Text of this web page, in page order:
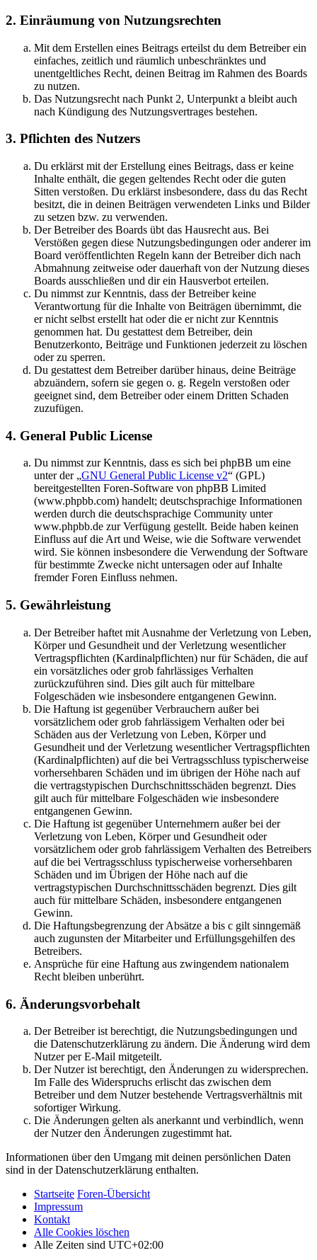
2. Einräumung von Nutzungsrechten
Mit dem Erstellen eines Beitrags erteilst du dem Betreiber ein
einfaches, zeitlich und räumlich unbeschränktes und
unentgeltliches Recht, deinen Beitrag im Rahmen des Boards
zu nutzen.
Das Nutzungsrecht nach Punkt 2, Unterpunkt a bleibt auch
nach Kündigung des Nutzungsvertrages bestehen.
3. Pflichten des Nutzers
Du erklärst mit der Erstellung eines Beitrags, dass er keine
Inhalte enthält, die gegen geltendes Recht oder die guten
Sitten verstoßen. Du erklärst insbesondere, dass du das Recht
besitzt, die in deinen Beiträgen verwendeten Links und Bilder
zu setzen bzw. zu verwenden.
Der Betreiber des Boards übt das Hausrecht aus. Bei
Verstößen gegen diese Nutzungsbedingungen oder anderer im
Board veröffentlichten Regeln kann der Betreiber dich nach
Abmahnung zeitweise oder dauerhaft von der Nutzung dieses
Boards ausschließen und dir ein Hausverbot erteilen.
Du nimmst zur Kenntnis, dass der Betreiber keine
Verantwortung für die Inhalte von Beiträgen übernimmt, die
er nicht selbst erstellt hat oder die er nicht zur Kenntnis
genommen hat. Du gestattest dem Betreiber, dein
Benutzerkonto, Beiträge und Funktionen jederzeit zu löschen
oder zu sperren.
Du gestattest dem Betreiber darüber hinaus, deine Beiträge
abzuändern, sofern sie gegen o. g. Regeln verstoßen oder
geeignet sind, dem Betreiber oder einem Dritten Schaden
zuzufügen.
4. General Public License
Du nimmst zur Kenntnis, dass es sich bei phpBB um eine
unter der „GNU General Public License v2“ (GPL)
bereitgestellten Foren-Software von phpBB Limited
(www.phpbb.com) handelt; deutschsprachige Informationen
werden durch die deutschsprachige Community unter
www.phpbb.de zur Verfügung gestellt. Beide haben keinen
Einfluss auf die Art und Weise, wie die Software verwendet
wird. Sie können insbesondere die Verwendung der Software
für bestimmte Zwecke nicht untersagen oder auf Inhalte
fremder Foren Einfluss nehmen.
5. Gewährleistung
Der Betreiber haftet mit Ausnahme der Verletzung von Leben,
Körper und Gesundheit und der Verletzung wesentlicher
Vertragspflichten (Kardinalpflichten) nur für Schäden, die auf
ein vorsätzliches oder grob fahrlässiges Verhalten
zurückzuführen sind. Dies gilt auch für mittelbare
Folgeschäden wie insbesondere entgangenen Gewinn.
Die Haftung ist gegenüber Verbrauchern außer bei
vorsätzlichem oder grob fahrlässigem Verhalten oder bei
Schäden aus der Verletzung von Leben, Körper und
Gesundheit und der Verletzung wesentlicher Vertragspflichten
(Kardinalpflichten) auf die bei Vertragsschluss typischerweise
vorhersehbaren Schäden und im übrigen der Höhe nach auf
die vertragstypischen Durchschnittsschäden begrenzt. Dies
gilt auch für mittelbare Folgeschäden wie insbesondere
entgangenen Gewinn.
Die Haftung ist gegenüber Unternehmern außer bei der
Verletzung von Leben, Körper und Gesundheit oder
vorsätzlichem oder grob fahrlässigem Verhalten des Betreibers
auf die bei Vertragsschluss typischerweise vorhersehbaren
Schäden und im Übrigen der Höhe nach auf die
vertragstypischen Durchschnittsschäden begrenzt. Dies gilt
auch für mittelbare Schäden, insbesondere entgangenen
Gewinn.
Die Haftungsbegrenzung der Absätze a bis c gilt sinngemäß
auch zugunsten der Mitarbeiter und Erfüllungsgehilfen des
Betreibers.
Ansprüche für eine Haftung aus zwingendem nationalem
Recht bleiben unberührt.
6. Änderungsvorbehalt
Der Betreiber ist berechtigt, die Nutzungsbedingungen und
die Datenschutzerklärung zu ändern. Die Änderung wird dem
Nutzer per E-Mail mitgeteilt.
Der Nutzer ist berechtigt, den Änderungen zu widersprechen.
Im Falle des Widerspruchs erlischt das zwischen dem
Betreiber und dem Nutzer bestehende Vertragsverhältnis mit
sofortiger Wirkung.
Die Änderungen gelten als anerkannt und verbindlich, wenn
der Nutzer den Änderungen zugestimmt hat.
Informationen über den Umgang mit deinen persönlichen Daten
sind in der Datenschutzerklärung enthalten.
Startseite Foren-Übersicht
Impressum
Kontakt
Alle Cookies löschen
Alle Zeiten sind UTC+02:00